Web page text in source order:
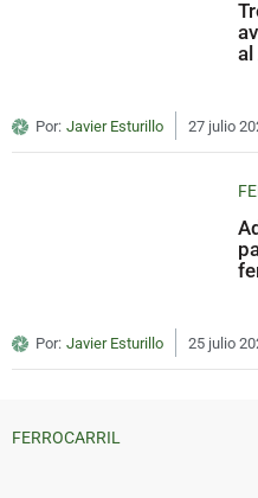
al
Por: Javier Esturillo 27 julio
Por: Javier Esturillo 25 julio
FERROCARRIL